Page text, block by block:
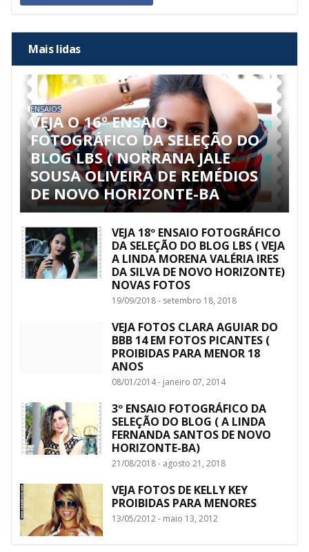
Mais lidas
ENSAIOS
VEJA O 16º ENSAIO
FOTOGRÁFICO DA SELEÇÃO DO
BLOG LBS ( NORRANA JALE
SOUSA OLIVEIRA DE REMÉDIOS
DE NOVO HORIZONTE-BA
VEJA 18º ENSAIO FOTOGRÁFICO
DA SELEÇÃO DO BLOG LBS ( VEJA
A LINDA MORENA VALÉRIA IRES
DA SILVA DE NOVO HORIZONTE)
NOVAS FOTOS
19/09/2018 - setembro 18, 2018
VEJA FOTOS CLARA AGUIAR DO
BBB 14 EM FOTOS PICANTES (
PROIBIDAS PARA MENOR 18
ANOS
08/01/2014 - janeiro 07, 2014
3º ENSAIO FOTOGRÁFICO DA
SELEÇÃO DO BLOG ( A LINDA
FERNANDA SANTOS DE NOVO
HORIZONTE-BA)
21/08/2018 - agosto 21, 2018
VEJA FOTOS DE KELLY KEY
PROIBIDAS PARA MENORES
13/05/2012 - maio 13, 2012